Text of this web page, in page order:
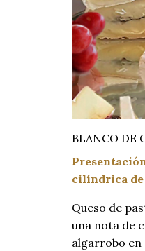
BLANCO DE
cilíndrica de
Queso de
una nota de
algarrobo en